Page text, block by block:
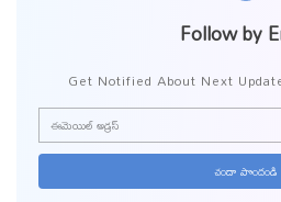
Follow by
Get Notified About Next